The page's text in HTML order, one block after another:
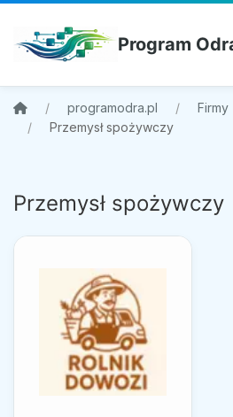
Program
programodra.pl
Firmy
Przemysł spożywczy
Przemysł spożywczy